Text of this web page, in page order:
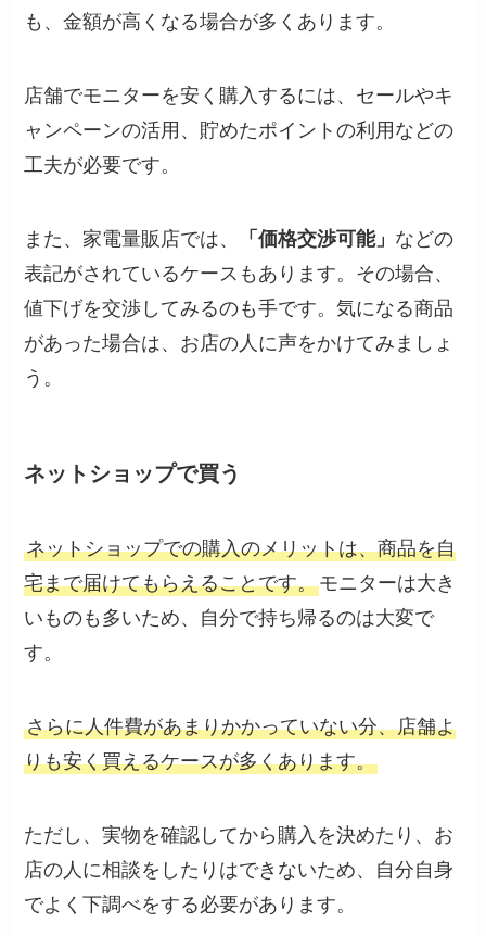
も、金額が高くなる場合が多くあります。
店舗でモニターを安く購入するには、セールやキ
ャンペーンの活用、貯めたポイントの利用などの
工夫が必要です。
また、家電量販店では、 「価格交渉可能」 などの
表記がされているケースもあります。その場合、
値下げを交渉してみるのも手です。気になる商品
があった場合は、お店の人に声をかけてみましょ
う。
ネットショップで買う
ネットショップでの購入のメリットは、商品を自
宅まで届けてもらえることです。モニターは大き
いものも多いため、自分で持ち帰るのは大変で
す。
さらに人件費があまりかかっていない分、店舗よ
りも安く買えるケースが多くあります。
ただし、実物を確認してから購入を決めたり、お
店の人に相談をしたりはできないため、自分自身
でよく下調べをする必要があります。